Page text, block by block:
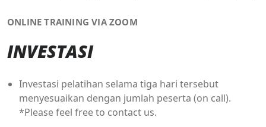
ONLINE TRAINING VIA ZOOM
INVESTASI
Investasi pelatihan selama tiga hari tersebut
menyesuaikan dengan jumlah peserta (on call).
*Please feel free to contact us.